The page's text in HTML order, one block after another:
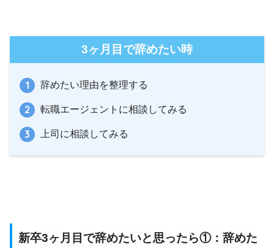
3ヶ月目で辞めたい時
辞めたい理由を整理する
転職エージェントに相談してみる
上司に相談してみる
新卒3ヶ月目で辞めたいと思ったら①：辞めた